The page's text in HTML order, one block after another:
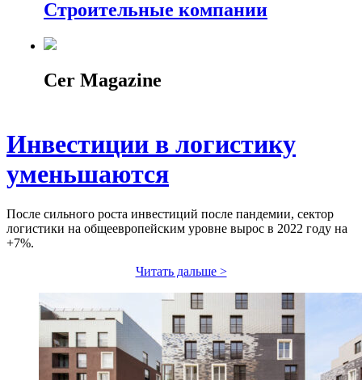
Строительные компании
Cer Magazine
Инвестиции в логистику
уменьшаются
После сильного роста инвестиций после пандемии, сектор
логистики на общеевропейским уровне вырос в 2022 году на
+7%.
Читать дальше >